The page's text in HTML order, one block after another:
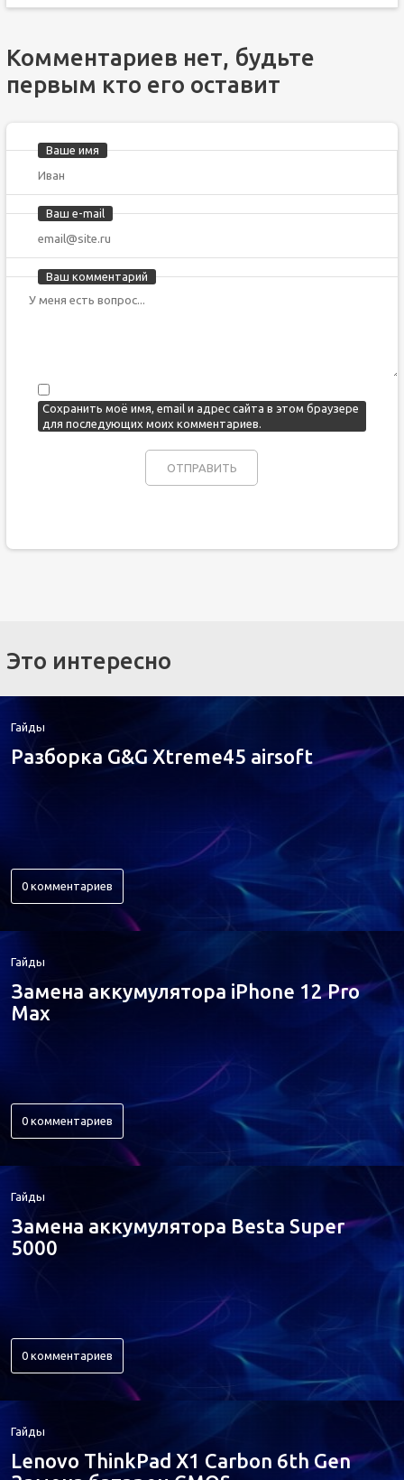
Комментариев нет, будьте
первым кто его оставит
Ваше имя
Ваш e-mail
Ваш комментарий
Сохранить моё имя, email и адрес сайта в этом браузере
для последующих моих комментариев.
Это интересно
Гайды
Разборка G&G Xtreme45 airsoft
0 комментариев
Гайды
Замена аккумулятора iPhone 12 Pro
Max
0 комментариев
Гайды
Замена аккумулятора Besta Super
5000
0 комментариев
Гайды
Lenovo ThinkPad X1 Carbon 6th Gen